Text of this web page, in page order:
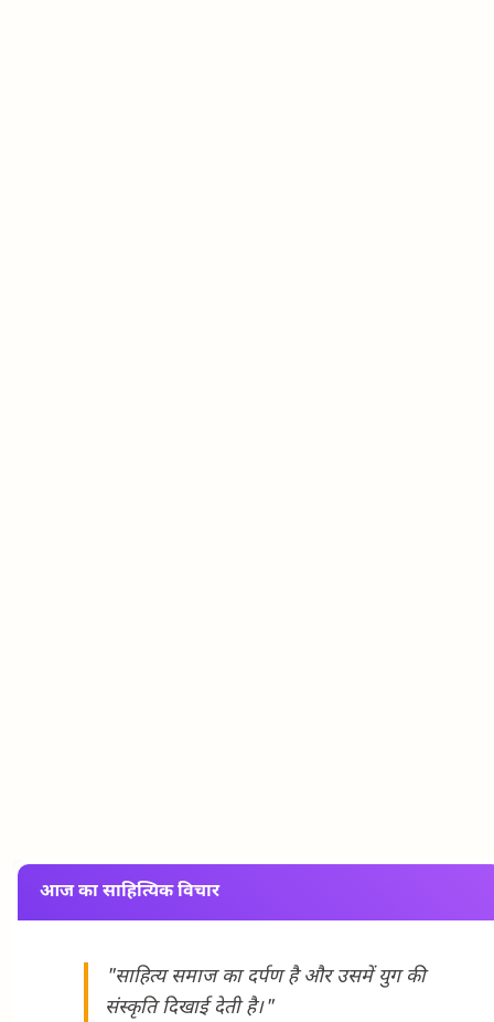
आज का साहित्यिक विचार
"साहित्य समाज का दर्पण है और उसमें युग की
संस्कृति दिखाई देती है।"